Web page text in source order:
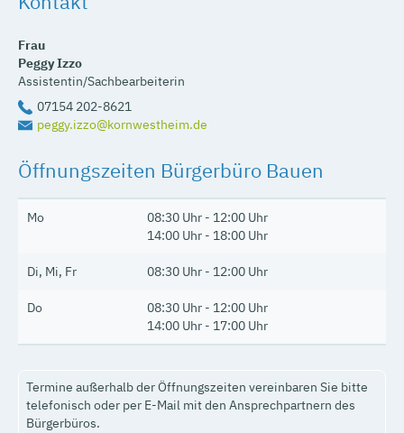
Frau
PeggyIzzo
Assistentin/Sachbearbeiterin
peggy.izzo@kornwestheim.de
07154 202-8621
Öffnungszeiten Bürgerbüro Bauen
Mo
08:30 Uhr - 12:00 Uhr
14:00 Uhr - 18:00 Uhr
Di, Mi, Fr 08:30 Uhr - 12:00 Uhr
Do
08:30 Uhr - 12:00 Uhr
14:00 Uhr - 17:00 Uhr
Termine außerhalb der Öffnungszeiten vereinbaren Sie bitte
telefonisch oder per E-Mail mit den Ansprechpartnern des
Bürgerbüros.